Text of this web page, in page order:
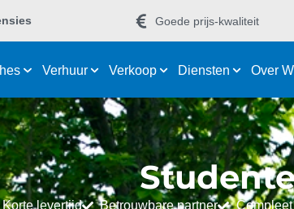
Goede prijs-kwaliteit
Verhuur Verkoop Diensten Over
Korte levertijd Betrouwbare partner